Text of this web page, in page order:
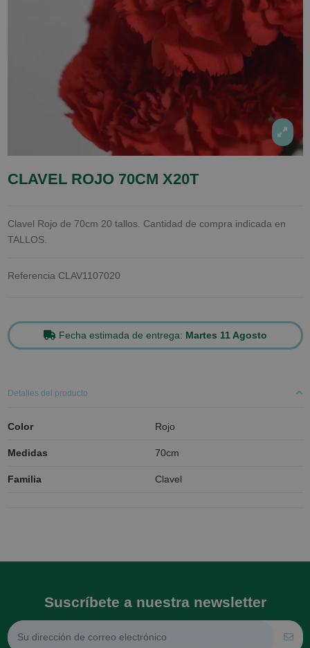
CLAVEL ROJO 70CM X20T
Clavel Rojo de 70cm 20 tallos. Cantidad de compra indicada en
TALLOS.
Referencia CLAV1107020
Fecha estimada de entrega: Martes 11 Agosto
Detalles del producto
Color Rojo
Medidas 70cm
Familia Clavel
Suscríbete a nuestra newsletter